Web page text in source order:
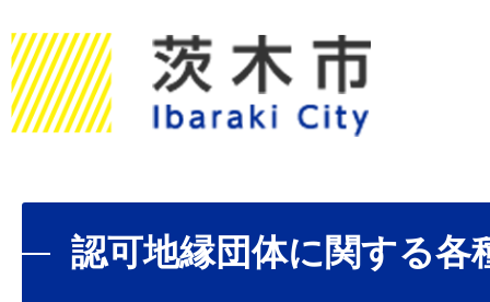
認可地縁団体に関する各